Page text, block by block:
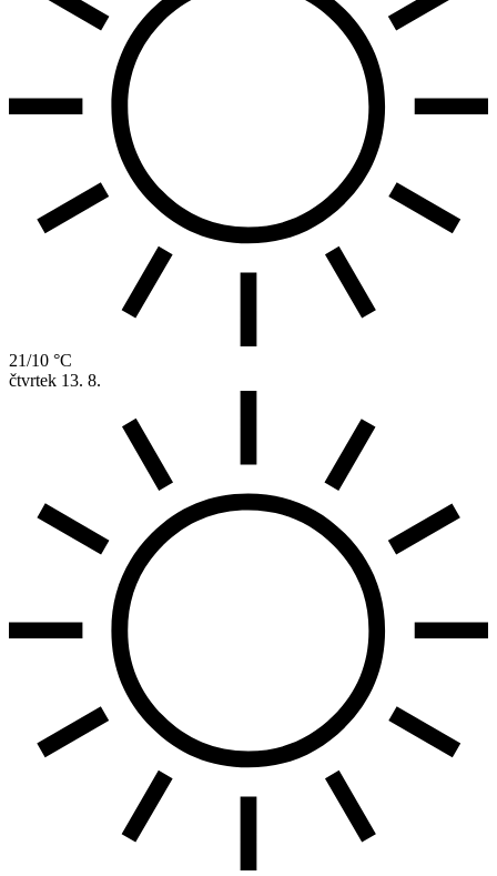
21/10 °C
čtvrtek 13. 8.